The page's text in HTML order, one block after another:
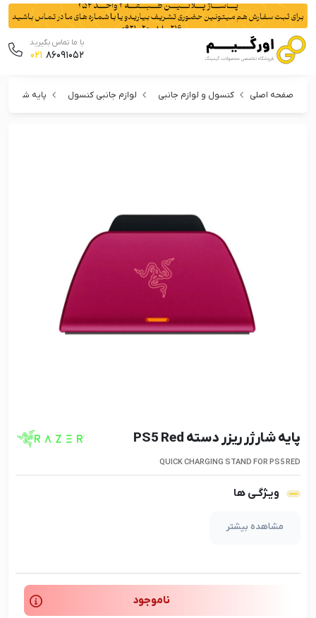
با ما تماس بگیرید
021 86091052
صفحه اصلی کنسول و لوازم جانبی لوازم جانبی کنسول پایه شارژر
پایه شارژر ریزر دسته PS5 Red
QUICK CHARGING STAND FOR PS5 RED
ویـژگـی ها
مشاهده بیشتر
ناموجود